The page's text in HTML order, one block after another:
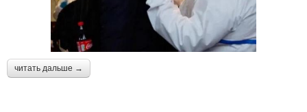
читать дальше →